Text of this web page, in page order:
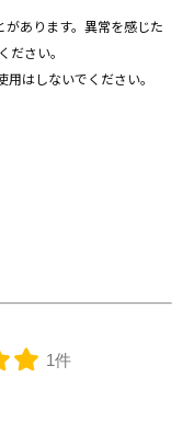
あります。異常を感じた
さい。
はしないでください。
1件